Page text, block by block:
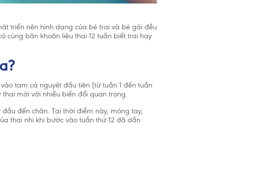
triển nên hình dạng của bé trai và bé gái đều
cùng băn khoăn liệu thai 12 tuần biết trai hay
vào tam cá nguyệt đầu tiên (từ tuần 1 đến tuần
mới với nhiều biến đổi quan trọng.
đến chân. Tại thời điểm này, móng tay,
thai nhi khi bước vào tuần thứ 12 đã dần